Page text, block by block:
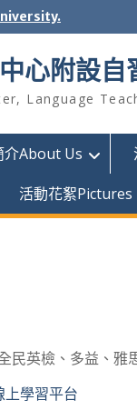
心附設自
Language
介About Us
活動花絮Pictures
民英檢、多益、雅
上學習平台